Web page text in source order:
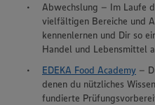
Abwechslung – Im Laufe
vielfältigen Bereiche und
kennenlernen und Dir so
Handel und Lebensmittel
EDEKA Food Academy –
denen du nützliches
fundierte